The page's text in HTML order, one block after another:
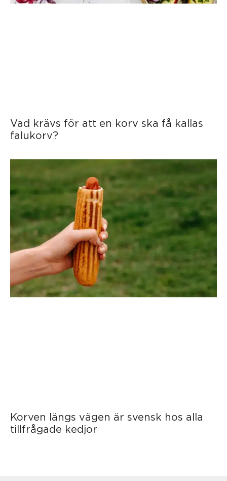
Vad krävs för att en korv ska få kallas
falukorv?
Korven längs vägen är svensk hos alla
tillfrågade kedjor